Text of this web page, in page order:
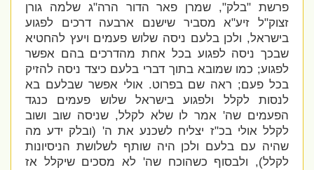
פרשת "בלק", שמרן פאר הדור הרה"ג שלמה גורן
זצוק"ל זיע"א מסביר שישנם ארבעה דרכים לפגוע
בישראל, ולכן בלעם ניסה שלוש פעמים ויעץ להחטיא
שבכך ניסה לפגוע בכל אחת מהדרכים בהם אפשר
לפגוע; כמו שמובא בתוך דברי בלעם כיצד ניסה להזיק
בכל פעם; ראה שם בפרוט. אולי אפשר שבלעם בא
לנסות לקלל ולפגוע בישראל שלוש פעמים כנגד
הפעמים שה' אמר לו שלא לקלל, שניסה שוב ושוב
לקלל אולי בכ"ז יצליח לשכנע את ה' (ובלק ידע מה
שהיה עם בלעם ולכן היה שותף לשלושת הניסיונות
לקלל), ולבסוף כשהוכח שה' לא מסכים שיקלל אז